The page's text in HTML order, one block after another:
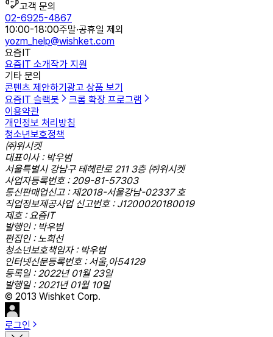
고객 문의
02-6925-4867
10:00-18:00주말·공휴일 제외
yozm_help@wishket.com
요즘IT
요즘IT 소개작가 지원
기타 문의
콘텐츠 제안하기 광고 상품 보기
요즘IT 슬랙봇
크롬 확장 프로그램
이용약관
개인정보 처리방침
청소년보호정책
㈜위시켓
대표이사 : 박우범
서울특별시 강남구 테헤란로 211 3층 ㈜위시켓
사업자등록번호 : 209-81-57303
통신판매업신고 : 제2018-서울강남-02337 호
직업정보제공사업 신고번호 : J1200020180019
제호 : 요즘IT
발행인 : 박우범
편집인 : 노희선
청소년보호책임자 : 박우범
인터넷신문등록번호 : 서울,아54129
등록일 : 2022년 01월 23일
발행일 : 2021년 01월 10일
© 2013 Wishket Corp.
로그인